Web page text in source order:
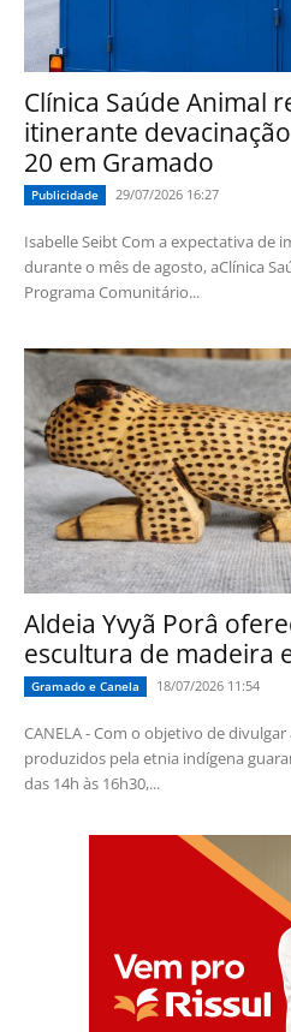
Clínica Saúde Animal
itinerante
20 em Gramado
Publicidade 29/07/2026 16:27
Isabelle Seibt Com a expectativa de imunizar mais de 10 mil animais
durante o mês de agosto, aClínica
Programa Comunitário...
Aldeia Yvyã Porâ
escultura de madeira
Gramado e Canela 18/07/2026 11:54
CANELA - Com o objetivo de
produzidos pela etnia indígena
das 14h às 16h30,...